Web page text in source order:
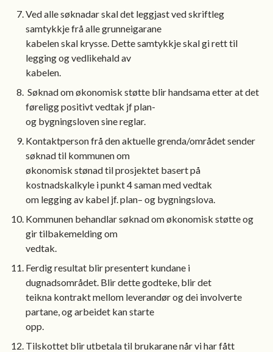
Ved alle søknadar skal det leggjast ved skriftleg
samtykkje frå alle grunneigarane
kabelen skal krysse. Dette samtykkje skal gi rett til
legging og vedlikehald av
kabelen.
Søknad om økonomisk støtte blir handsama etter at det
føreligg positivt vedtak jf plan-
og bygningsloven sine reglar.
Kontaktperson frå den aktuelle grenda/området sender
søknad til kommunen om
økonomisk stønad til prosjektet basert på
kostnadskalkyle i punkt 4 saman med vedtak
om legging av kabel jf. plan– og bygningslova.
Kommunen behandlar søknad om økonomisk støtte og
gir tilbakemelding om
vedtak.
Ferdig resultat blir presentert kundane i
dugnadsområdet. Blir dette godteke, blir det
teikna kontrakt mellom leverandør og dei involverte
partane, og arbeidet kan starte
opp.
Tilskottet blir utbetala til brukarane når vi har fått